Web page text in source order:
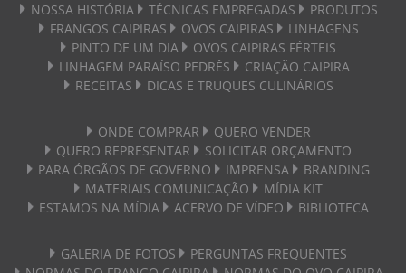
NOSSA HISTÓRIA TÉCNICAS EMPREGADAS
PRODUTOS
FRANGOS CAIPIRAS
OVOS CAIPIRAS
LINHAGENS
PINTO DE UM DIA
OVOS CAIPIRAS FÉRTEIS
LINHAGEM PARAÍSO PEDRÊS
CRIAÇÃO CAIPIRA
RECEITAS
DICAS E TRUQUES CULINÁRIOS
ONDE COMPRAR
QUERO VENDER
QUERO REPRESENTAR
SOLICITAR ORÇAMENTO
PARA ÓRGÃOS DE GOVERNO
IMPRENSA
BRANDING
MATERIAIS COMUNICAÇÃO
MÍDIA KIT
ESTAMOS NA MÍDIA
ACERVO DE VÍDEO BIBLIOTECA
GALERIA DE FOTOS
PERGUNTAS FREQUENTES